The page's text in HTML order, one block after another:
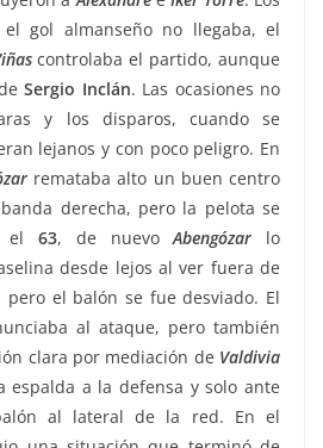
gol almanseño no llegaba, el
controlaba el partido, aunque
Sergio Inclán. Las ocasiones no
y los disparos, cuando se
lejanos y con poco peligro. En
remataba alto un buen centro
derecha, pero la pelota se
el 63, de nuevoAbengózar lo
desde lejos al ver fuera de
pero el balón se fue desviado. El
al ataque, pero también
clara por mediación de Valdivia
espalda a la defensa y solo ante
al lateral de la red. En el